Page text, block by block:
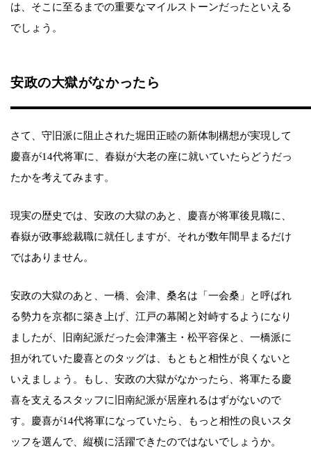
は、そこに至るまでの重要なマイルストーンだったといえる
でしょう。
安政の大獄がなかったら
さて、守旧派に阻止された堀田正睦の新体制構想が実現して
慶喜が14代将軍に、春嶽が大老の座に就いていたらどうだっ
たかを考えてみます。
現実の歴史では、安政の大獄のあと、慶喜が将軍後見職に、
春嶽が政事総裁職に就任しますが、それが数年間早まるだけ
ではありません。
安政の大獄のあと、一橋、会津、桑名は「一会桑」と呼ばれ
る勢力を京都に築き上げ、江戸の幕閣と対峙するようになり
ましたが、旧南紀派だった会津藩主・松平容保と、一橋派に
担がれていた慶喜とのタッグは、もともと相性が良くないと
いえましょう。もし、安政の大獄がなかったら、将軍たる慶
喜を支えるスタッフに旧南紀派が居座れるはずがないので
す。慶喜が14代将軍になっていたら、もっと相性の良いスタ
ッフを選んで、縦横に活躍できたのではないでしょうか。